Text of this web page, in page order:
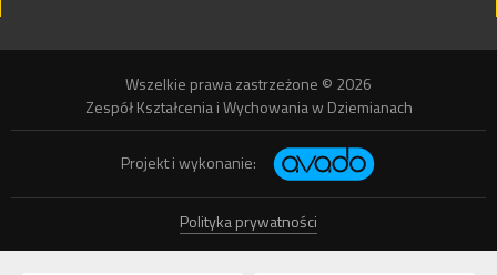
Wszelkie prawa zastrzeżone © 2026
Zespół Kształcenia i Wychowania w Dziemianach
Projekt i wykonanie:
Polityka prywatności